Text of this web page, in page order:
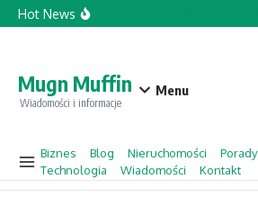
Przejdź do treści
Hot NewsTopforcecompany.com Opinie
Mugn Muffin
Wiadomości i informacje
Menu
Biznes Blog Nieruchomości
Porady
Technologia
Wiadomości Kontakt